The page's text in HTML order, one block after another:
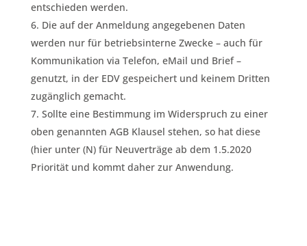
entschieden werden.
Die auf der Anmeldung angegebenen Daten
werden nur für betriebsinterne Zwecke – auch für
Kommunikation via Telefon, eMail und Brief –
genutzt, in der EDV gespeichert und keinem Dritten
zugänglich gemacht.
Sollte eine Bestimmung im Widerspruch zu einer
oben genannten AGB Klausel stehen, so hat diese
(hier unter (N) für Neuverträge ab dem 1.5.2020
Priorität und kommt daher zur Anwendung.